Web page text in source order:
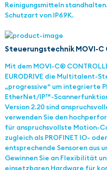
Reinigungsmitteln
Schutzart von IP69K.
Steuerungstechnik MOVI-C
Mit dem MOVI-C®
EURODRIVE die Multitalent-
„progressive“ um integrierte
EtherNet/IP™-
Version 2.20 sind
verwenden Sie den
für anspruchsvollste Motion-
zugleich als PROFINET IO-
entsprechende Sensoren aus
Gewinnen Sie an Flexibilität
einsetzbaren Hardware für